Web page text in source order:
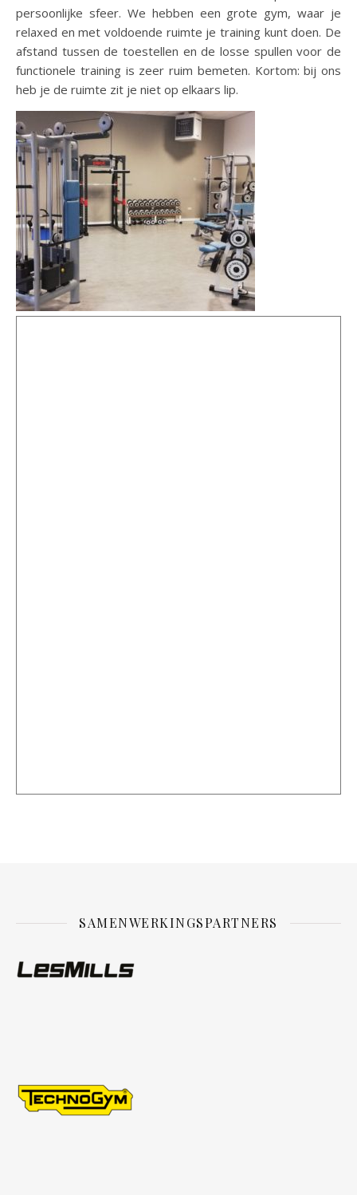
persoonlijke sfeer. We hebben een grote gym, waar je
relaxed en met voldoende ruimte je training kunt doen. De
afstand tussen de toestellen en de losse spullen voor de
functionele training is zeer ruim bemeten. Kortom: bij ons
heb je de ruimte zit je niet op elkaars lip.
SAMENWERKINGSPARTNERS